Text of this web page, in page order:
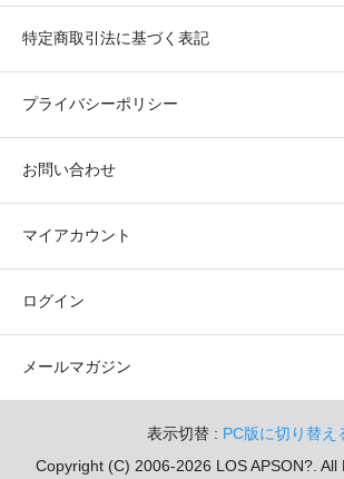
特定商取引法に基づく表記
プライバシーポリシー
お問い合わせ
マイアカウント
ログイン
メールマガジン
表示切替 : PC版に切り替え
Copyright (C) 2006-2026 LOS APSON?. All